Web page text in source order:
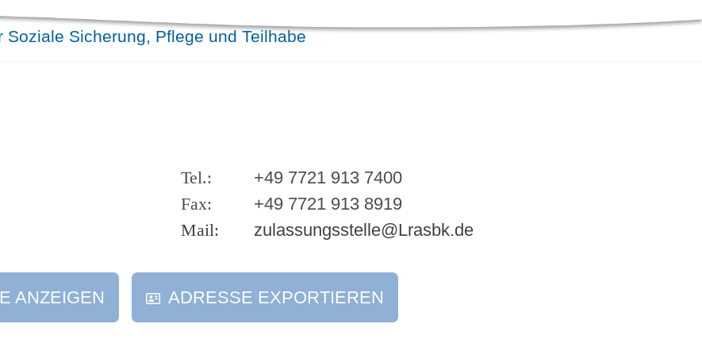
Soziale Sicherung, Pflege und Teilhabe
+49 7721 913 7400
+49 7721 913 8919
zulassungsstelle@Lrasbk.de
ANZEIGEN ADRESSE EXPORTIEREN